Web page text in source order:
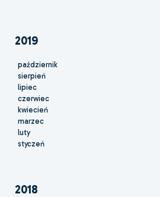
2019
październik
sierpień
lipiec
czerwiec
kwiecień
marzec
luty
styczeń
2018